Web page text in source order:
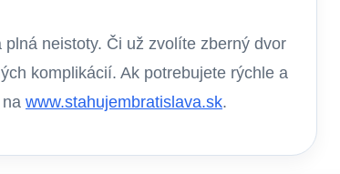
neistoty. Či už zvolíte zberný dvor
komplikácií. Ak potrebujete rýchle a
www.stahujembratislava.sk.